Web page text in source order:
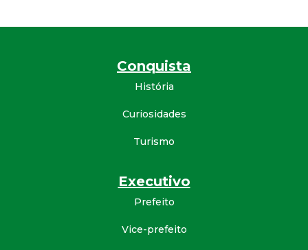
Conquista
História
Curiosidades
Turismo
Executivo
Prefeito
Vice-prefeito